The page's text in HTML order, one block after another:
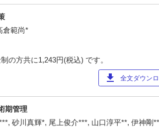
倉範尚*
の方共に1,243円(税込) です。
download 全文ダウン
期管理
砂川真輝*, 尾上俊介***, 山口淳平**, 伊神剛